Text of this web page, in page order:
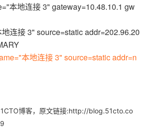
本地连接 3" gateway=10.48.10.1 gw
连接 3" source=static addr=202.96.20
本地连接 3" source=static addr=n
博客，原文链接:http://blog.51cto.co